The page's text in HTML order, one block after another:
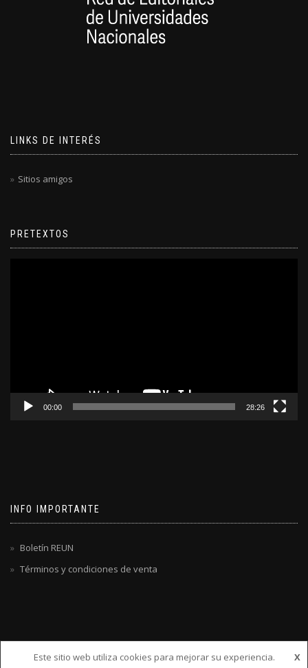
LINKS DE INTERÉS
Sitios amigos
PRETEXTOS
00:00 28:26
INFO IMPORTANTE
Boletín REUN
Términos y condiciones de venta
Este sitio web utiliza cookies para mejorar su experiencia.
X